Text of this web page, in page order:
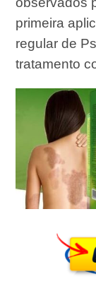
primeira
regular de
tratamento